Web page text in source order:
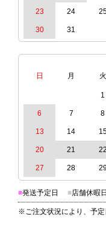
23 24
30 31
日
月 火
1
6 7 8
13 14
20 21 22
27 28
■発送予定日 ■店舗休暇日
※ご注文状況により、予定